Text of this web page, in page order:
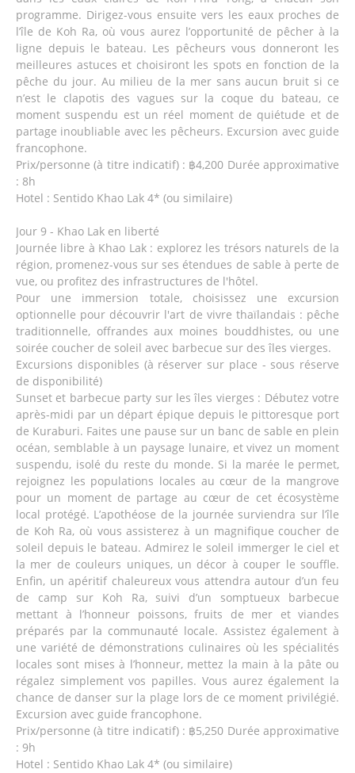
programme. Dirigez-vous ensuite vers les eaux proches de
l’île de Koh Ra, où vous aurez l’opportunité de pêcher à la
ligne depuis le bateau. Les pêcheurs vous donneront les
meilleures astuces et choisiront les spots en fonction de la
pêche du jour. Au milieu de la mer sans aucun bruit si ce
n’est le clapotis des vagues sur la coque du bateau, ce
moment suspendu est un réel moment de quiétude et de
partage inoubliable avec les pêcheurs. Excursion avec guide
francophone.
Prix/personne (à titre indicatif) : ฿4,200 Durée approximative
: 8h
Hotel : Sentido Khao Lak 4* (ou similaire)
Jour 9 - Khao Lak en liberté
Journée libre à Khao Lak : explorez les trésors naturels de la
région, promenez-vous sur ses étendues de sable à perte de
vue, ou profitez des infrastructures de l'hôtel.
Pour une immersion totale, choisissez une excursion
optionnelle pour découvrir l'art de vivre thaïlandais : pêche
traditionnelle, offrandes aux moines bouddhistes, ou une
soirée coucher de soleil avec barbecue sur des îles vierges.
Excursions disponibles (à réserver sur place - sous réserve
de disponibilité)
Sunset et barbecue party sur les îles vierges : Débutez votre
après-midi par un départ épique depuis le pittoresque port
de Kuraburi. Faites une pause sur un banc de sable en plein
océan, semblable à un paysage lunaire, et vivez un moment
suspendu, isolé du reste du monde. Si la marée le permet,
rejoignez les populations locales au cœur de la mangrove
pour un moment de partage au cœur de cet écosystème
local protégé. L’apothéose de la journée surviendra sur l’île
de Koh Ra, où vous assisterez à un magnifique coucher de
soleil depuis le bateau. Admirez le soleil immerger le ciel et
la mer de couleurs uniques, un décor à couper le souffle.
Enfin, un apéritif chaleureux vous attendra autour d’un feu
de camp sur Koh Ra, suivi d’un somptueux barbecue
mettant à l’honneur poissons, fruits de mer et viandes
préparés par la communauté locale. Assistez également à
une variété de démonstrations culinaires où les spécialités
locales sont mises à l’honneur, mettez la main à la pâte ou
régalez simplement vos papilles. Vous aurez également la
chance de danser sur la plage lors de ce moment privilégié.
Excursion avec guide francophone.
Prix/personne (à titre indicatif) : ฿5,250 Durée approximative
: 9h
Hotel : Sentido Khao Lak 4* (ou similaire)